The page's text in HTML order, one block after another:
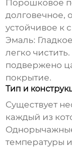
Порошковое
долговечное,
устойчивое к
Эмаль:
легко
подвержено
покрытие.
Тип и
Существует
каждый из
температуры